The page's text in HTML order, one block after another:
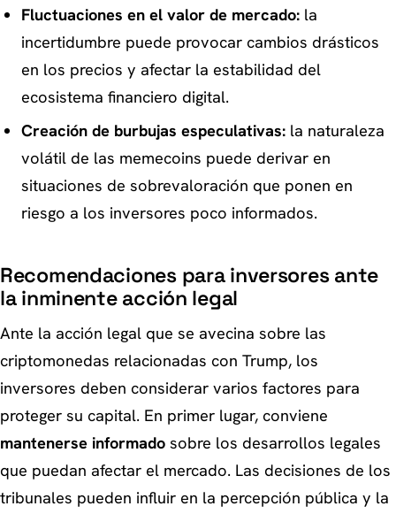
Fluctuaciones en el valor de mercado:la
incertidumbre puede provocar cambios drásticos
en los precios y afectar la estabilidad del
ecosistema financiero digital.
Creación de burbujas especulativas:la naturaleza
volátil de las memecoins puede derivar en
situaciones de sobrevaloración que ponen en
riesgo a los inversores poco informados.
Recomendaciones para inversores ante
la inminente acción legal
Ante la acción legal que se avecina sobre las
criptomonedas relacionadas con Trump, los
inversores deben considerar varios factores para
proteger su capital. En primer lugar, conviene
mantenerse informado sobre los desarrollos legales
que puedan afectar el mercado. Las decisiones de los
tribunales pueden influir en la percepción pública y la